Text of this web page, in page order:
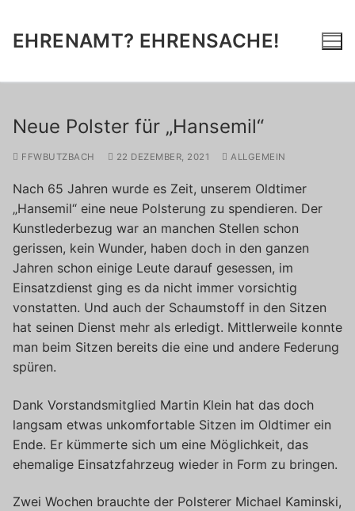
springen
EHRENAMT? EHRENSACHE!
Neue Polster für „Hansemil“
FFWBUTZBACH 22 DEZEMBER, 2021 ALLGEMEIN
Nach 65 Jahren wurde es Zeit, unserem Oldtimer
„Hansemil“ eine neue Polsterung zu spendieren. Der
Kunstlederbezug war an manchen Stellen schon
gerissen, kein Wunder, haben doch in den ganzen
Jahren schon einige Leute darauf gesessen, im
Einsatzdienst ging es da nicht immer vorsichtig
vonstatten. Und auch der Schaumstoff in den Sitzen
hat seinen Dienst mehr als erledigt. Mittlerweile konnte
man beim Sitzen bereits die eine und andere Federung
spüren.
Dank Vorstandsmitglied Martin Klein hat das doch
langsam etwas unkomfortable Sitzen im Oldtimer ein
Ende. Er kümmerte sich um eine Möglichkeit, das
ehemalige Einsatzfahrzeug wieder in Form zu bringen.
Zwei Wochen brauchte der Polsterer Michael Kaminski,